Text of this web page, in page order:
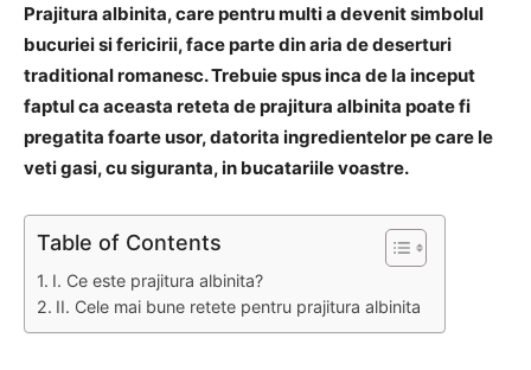
Prajitura albinita, care pentru multi a devenit simbolul
bucuriei si fericirii, face parte din aria de deserturi
traditional romanesc. Trebuie spus inca de la inceput
faptul ca aceasta reteta de prajitura albinita poate fi
pregatita foarte usor, datorita ingredientelor pe care le
veti gasi, cu siguranta, in bucatariile voastre.
Table of Contents
I. Ce este prajitura albinita?
II. Cele mai bune retete pentru prajitura albinita